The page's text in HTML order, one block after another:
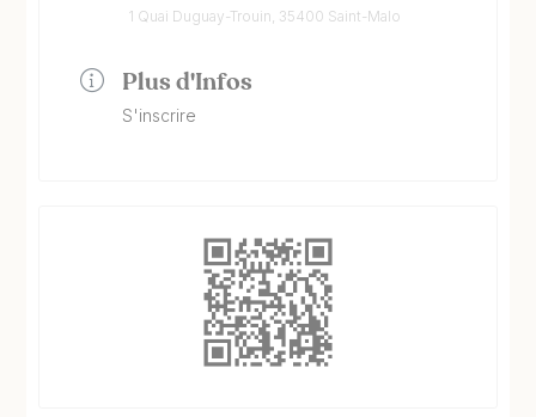
1 Quai Duguay-Trouin, 35400 Saint-Malo
Plus d'Infos
S'inscrire